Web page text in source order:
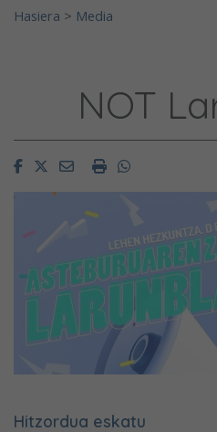
Hasiera > Media
NOT
FacebookTwitterEmailImprimirWhatsapp
Hitzordua eskatu